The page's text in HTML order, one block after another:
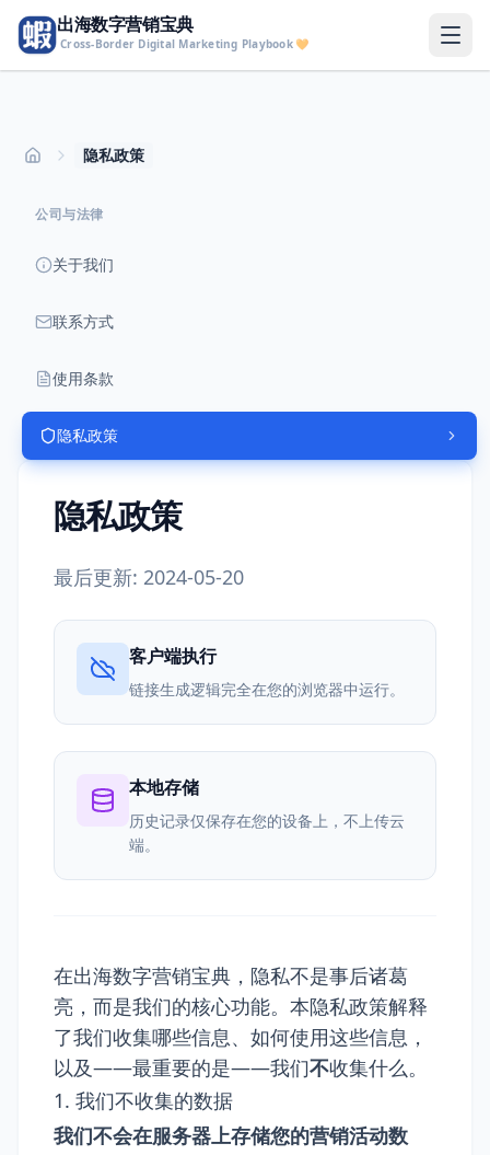
出海数字营销宝典
Cross-Border Digital Marketing Playbook 🧡
隐私政策
公司与法律
关于我们
联系方式
使用条款
隐私政策
隐私政策
最后更新: 2024-05-20
客户端执行
链接生成逻辑完全在您的浏览器中运行。
本地存储
历史记录仅保存在您的设备上，不上传云
端。
在出海数字营销宝典，隐私不是事后诸葛
亮，而是我们的核心功能。本隐私政策解释
了我们收集哪些信息、如何使用这些信息，
以及——最重要的是——我们不收集什么。
1. 我们不收集的数据
我们不会在服务器上存储您的营销活动数